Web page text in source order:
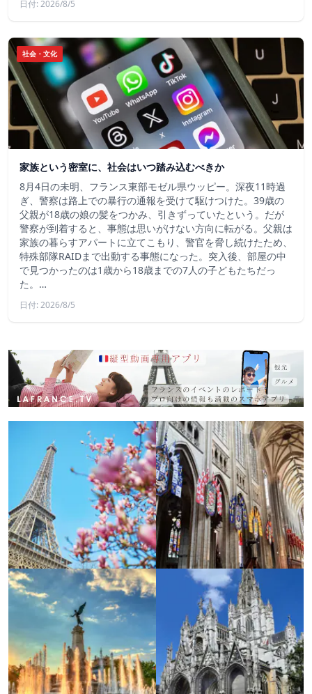
日付: 2026/8/5
社会・文化
家族という密室に、社会はいつ踏み込むべきか
8月4日の未明、フランス東部モゼル県ウッピー。深夜11時過
ぎ、警察は路上での暴行の通報を受けて駆けつけた。39歳の
父親が18歳の娘の髪をつかみ、引きずっていたという。だが
警察が到着すると、事態は思いがけない方向に転がる。父親は
家族の暮らすアパートに立てこもり、警官を脅し続けたため、
特殊部隊RAIDまで出動する事態になった。突入後、部屋の中
で見つかったのは1歳から18歳までの7人の子どもたちだっ
た。…
日付: 2026/8/5